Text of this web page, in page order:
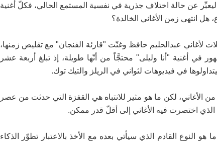
ليعبِّر عن حالة اختلاف جذرية في نفسية المستمع الحالي، فكلّ أغنية
انتهى زمن الأغاني الخالدة؟
لأغاني عبدالحليم حافظ وغنّت "قارئة الفنجان" مع تقليص زمنها،
أغنية "أنا وليلى" محتجَّاً من أنّها طويلة، إذ تبلغ أربعة عشر
في فيديوهات لثواني في الريلز والتيك توك.
لكن ما هو مثير للانتباه هي القفزة التي حدثت من عصر
الذي اختصرت فيه الأغاني إلى أقلّ قدر ممكن.
القادم الذي سيأتي بعده مع الأخذ بالاعتبار تطوّر الذكاء